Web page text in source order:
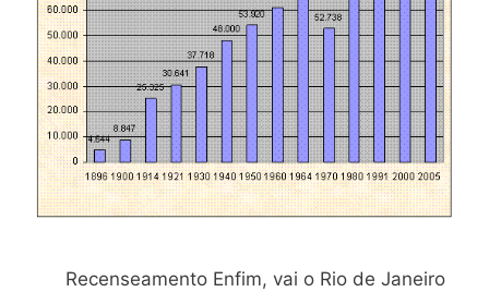
Recenseamento Enfim, vai o Rio de Janeiro